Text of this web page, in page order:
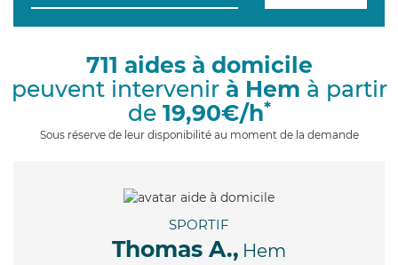
g
i
711 aides à domicile
peuvent intervenir à Hem à partir
de 19,90€/h*
Sous réserve de leur disponibilité au moment de la demande
SPORTIF
Thomas A., Hem